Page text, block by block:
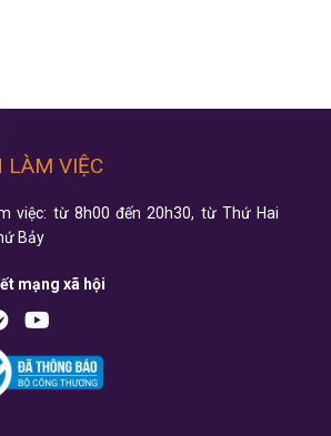
LÀM VIỆC
việc: từ 8h00 đến 20h30, từ Thứ Hai
Bảy
mạng xã hội